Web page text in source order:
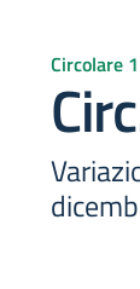
Circolare